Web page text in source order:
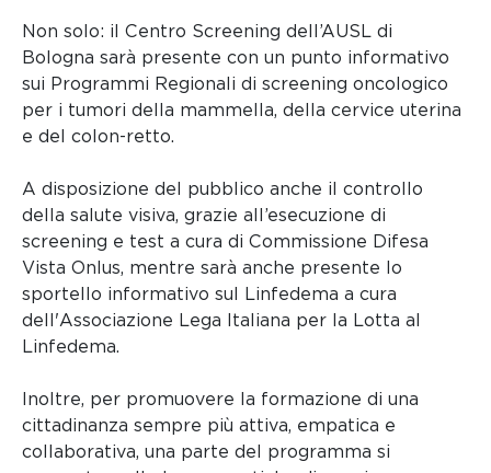
Non solo: il Centro Screening dell’AUSL di
Bologna sarà presente con un punto informativo
sui Programmi Regionali di screening oncologico
per i tumori della mammella, della cervice uterina
e del colon-retto.
A disposizione del pubblico anche il controllo
della salute visiva, grazie all’esecuzione di
screening e test a cura di Commissione Difesa
Vista Onlus, mentre sarà anche presente lo
sportello informativo sul Linfedema a cura
dell'Associazione Lega Italiana per la Lotta al
Linfedema.
Inoltre, per promuovere la formazione di una
cittadinanza sempre più attiva, empatica e
collaborativa, una parte del programma si